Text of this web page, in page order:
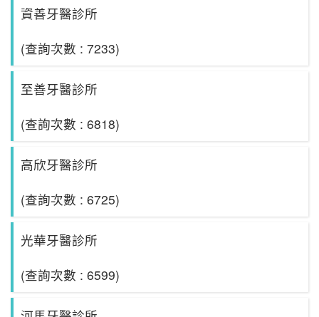
資善牙醫診所
(查詢次數 : 7233)
至善牙醫診所
(查詢次數 : 6818)
高欣牙醫診所
(查詢次數 : 6725)
光華牙醫診所
(查詢次數 : 6599)